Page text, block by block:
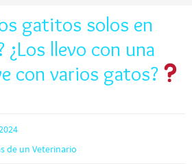
gatitos solos en
¿Los llevo con una
con varios gatos?
de un Veterinario